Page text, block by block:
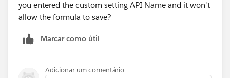
you entered the custom setting API Name and it won't
allow the formula to save?
Marcar como útil
Adicionar um comentário